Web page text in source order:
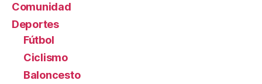
Comunidad
Deportes
Fútbol
Ciclismo
Baloncesto